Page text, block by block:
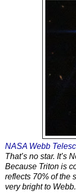
NASA Webb
That’s no star. It’s
Because Triton is
reflects 70% of the
very bright to